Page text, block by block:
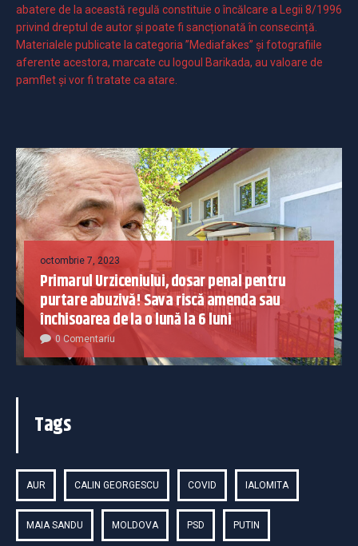
abatere de la această regulă constituie o încălcare a Legii 8/1996
privind dreptul de autor și poate fi sancționată în consecință.
Materialele publicate la categoria ”Mediafakes” și fotografiile
aferente acestora, marcate cu logoul Barikada, au valoare de
pamflet și vor fi tratate ca atare.
octombrie 7, 2023
Primarul Urziceniului, dosar penal pentru
purtare abuzivă! Sava riscă amenda sau
închisoarea de la o lună la 6 luni
0 Comentariu
Tags
AUR CALIN GEORGESCU COVID IALOMITA
MAIA SANDU MOLDOVA PSD PUTIN